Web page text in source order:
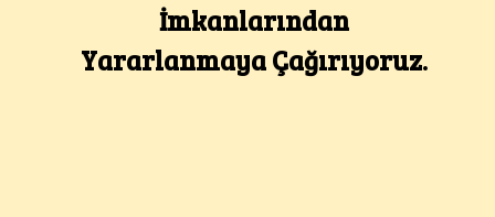
İmkanlarından
Yararlanmaya Çağırıyoruz.